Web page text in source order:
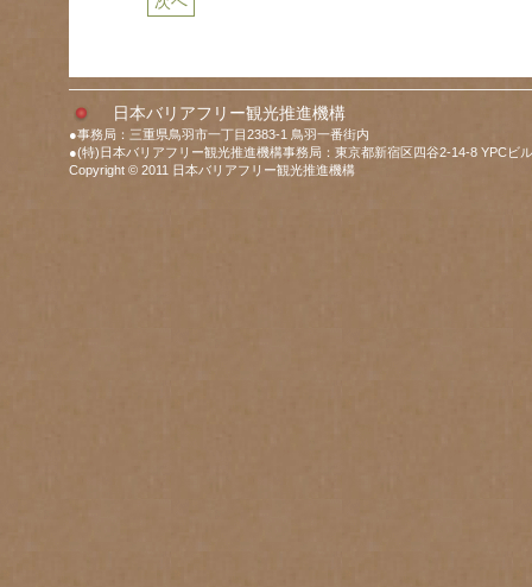
日本バリアフリー観光推進機構
●事務局：三重県鳥羽市一丁目2383-1 鳥羽一番街内
●(特)日本バリアフリー観光推進機構事務局：東京都新宿区四谷2-14-8 YPCビ
Copyright © 2011 日本バリアフリー観光推進機構